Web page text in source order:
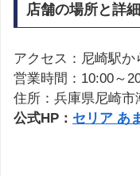
店舗の場所と詳
アクセス：尼崎駅か
営業時間：10:00～
住所：兵庫県尼崎
公式HP： セリア あ